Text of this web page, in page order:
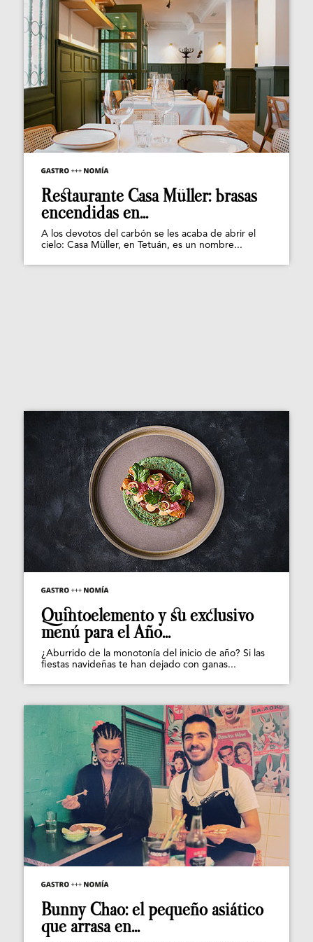
Restaurante Casa Müller: brasas
encendidas en...
A los devotos del carbón se les acaba de abrir el
cielo: Casa Müller, en Tetuán, es un nombre...
Quintoelemento y su exclusivo
menú para el Año...
¿Aburrido de la monotonía del inicio de año? Si las
fiestas navideñas te han dejado con ganas...
Bunny Chao: el pequeño asiático
que arrasa en...